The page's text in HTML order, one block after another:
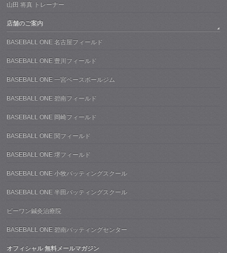
山田 将真 トレーナー
店舗のご案内
BASEBALL ONE 名古屋フィールド
BASEBALL ONE 豊川フィールド
BASEBALL ONE 一宮ベースボールジム
BASEBALL ONE 碧南フィールド
BASEBALL ONE 岡崎フィールド
BASEBALL ONE 関フィールド
BASEBALL ONE 堺フィールド
BASEBALL ONE 小牧バッティングスクール
BASEBALL ONE 半田バッティングスクール
ビーワン鍼灸治療院
BASEBALL ONE 碧南バッティングセンター
オフィシャル 無料メールマガジン